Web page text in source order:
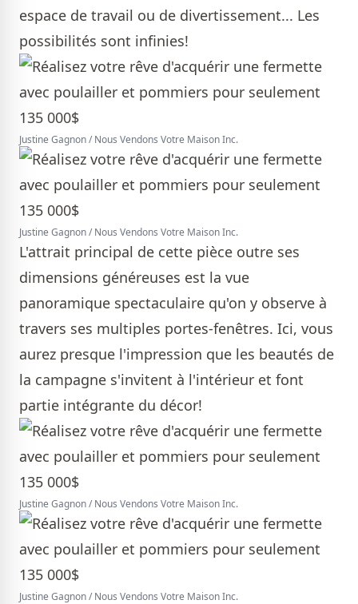
espace de travail ou de divertissement... Les
possibilités sont infinies!
Justine Gagnon / Nous Vendons Votre Maison Inc.
Justine Gagnon / Nous Vendons Votre Maison Inc.
L'attrait principal de cette pièce outre ses
dimensions généreuses est la vue
panoramique spectaculaire qu'on y observe à
travers ses multiples portes-fenêtres. Ici, vous
aurez presque l'impression que les beautés de
la campagne s'invitent à l'intérieur et font
partie intégrante du décor!
Justine Gagnon / Nous Vendons Votre Maison Inc.
Justine Gagnon / Nous Vendons Votre Maison Inc.